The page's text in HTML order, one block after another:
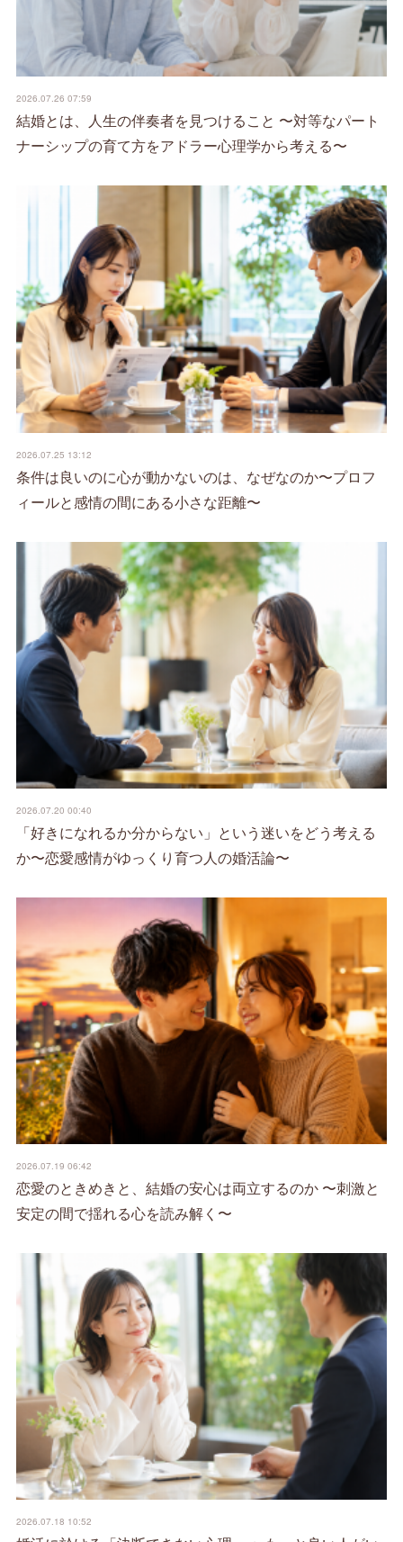
2026.07.26 07:59
結婚とは、人生の伴奏者を見つけること 〜対等なパート
ナーシップの育て方をアドラー心理学から考える〜
2026.07.25 13:12
条件は良いのに心が動かないのは、なぜなのか〜プロフ
ィールと感情の間にある小さな距離〜
2026.07.20 00:40
「好きになれるか分からない」という迷いをどう考える
か〜恋愛感情がゆっくり育つ人の婚活論〜
2026.07.19 06:42
恋愛のときめきと、結婚の安心は両立するのか 〜刺激と
安定の間で揺れる心を読み解く〜
2026.07.18 10:52